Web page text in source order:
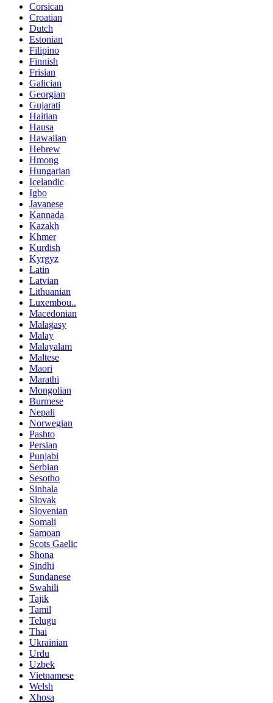
Corsican
Croatian
Dutch
Estonian
Filipino
Finnish
Frisian
Galician
Georgian
Gujarati
Haitian
Hausa
Hawaiian
Hebrew
Hmong
Hungarian
Icelandic
Igbo
Javanese
Kannada
Kazakh
Khmer
Kurdish
Kyrgyz
Latin
Latvian
Lithuanian
Luxembou..
Macedonian
Malagasy
Malay
Malayalam
Maltese
Maori
Marathi
Mongolian
Burmese
Nepali
Norwegian
Pashto
Persian
Punjabi
Serbian
Sesotho
Sinhala
Slovak
Slovenian
Somali
Samoan
Scots Gaelic
Shona
Sindhi
Sundanese
Swahili
Tajik
Tamil
Telugu
Thai
Ukrainian
Urdu
Uzbek
Vietnamese
Welsh
Xhosa